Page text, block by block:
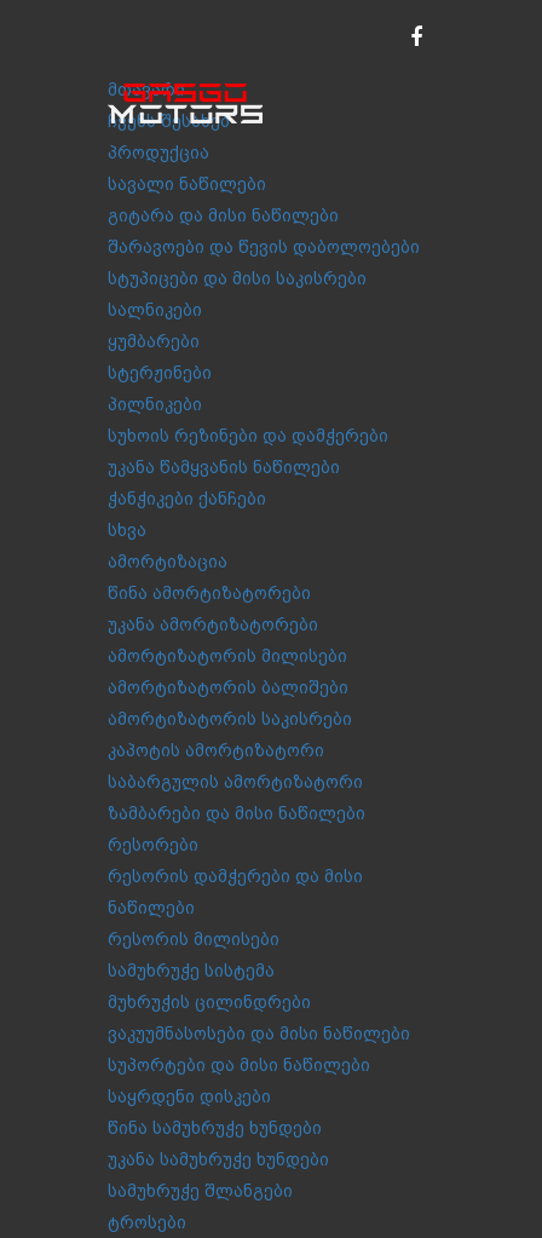
მთავარი
ჩვენს შესახებ
პროდუქცია
სავალი ნაწილები
გიტარა და მისი ნაწილები
შარავოები და წევის დაბოლოებები
სტუპიცები და მისი საკისრები
სალნიკები
ყუმბარები
სტერჟინები
პილნიკები
სუხოის რეზინები და დამჭერები
უკანა წამყვანის ნაწილები
ჭანჭიკები ქანჩები
სხვა
ამორტიზაცია
წინა ამორტიზატორები
უკანა ამორტიზატორები
ამორტიზატორის მილისები
ამორტიზატორის ბალიშები
ამორტიზატორის საკისრები
კაპოტის ამორტიზატორი
საბარგულის ამორტიზატორი
ზამბარები და მისი ნაწილები
რესორები
რესორის დამჭერები და მისი
ნაწილები
რესორის მილისები
სამუხრუჭე სისტემა
მუხრუჭის ცილინდრები
ვაკუუმნასოსები და მისი ნაწილები
სუპორტები და მისი ნაწილები
საყრდენი დისკები
წინა სამუხრუჭე ხუნდები
უკანა სამუხრუჭე ხუნდები
სამუხრუჭე შლანგები
ტროსები